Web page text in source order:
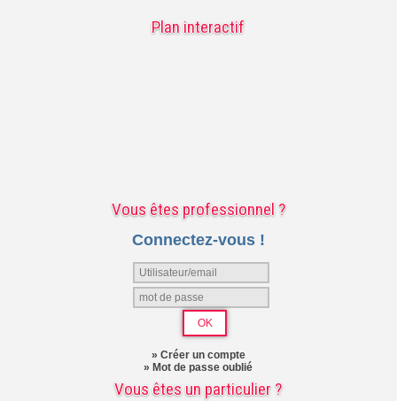
Plan interactif
Vous êtes professionnel ?
Connectez-vous !
» Créer un compte
» Mot de passe oublié
Vous êtes un particulier ?